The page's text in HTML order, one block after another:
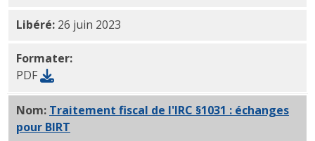
Libéré: 26 juin 2023
Formater:
PDF
Nom: Traitement fiscal de l'IRC §1031 : échanges
pour BIRT